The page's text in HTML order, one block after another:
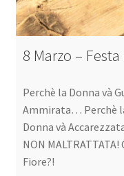
8 Marzo –
Perchè la Donna và
Ammirata… Perchè
Donna và
NON
Fiore?!